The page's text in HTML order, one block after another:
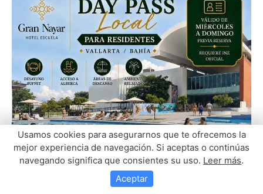
Usamos cookies para asegurarnos que te ofrecemos la
mejor experiencia de navegación. Si aceptas o continúas
navegando significa que consientes su uso. Leer más.
Aceptar